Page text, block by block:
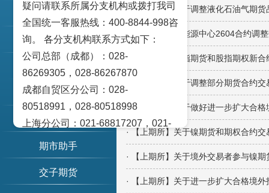
账单查询
交易提示
期市日历
信息公示
期市助手
交子期货
· 【大商所】关于调整液化石油气期
· 关于上期所、能源中心2604合约调
· 【中金所】股指期货和股指期权新合
· 【郑商所】关于调整部分期货合约
· 【上期所】关于做好进一步扩大合
· 【上期所】关于镍期货和期权合约
· 【上期所】关于境外交易者参与镍
· 【上期所】关于进一步扩大合格境
疑问请联系所属分支机构或拨打我司
全国统一客服热线：400-8844-998咨
询。 各分支机构联系方式如下：
公司总部（成都）：028-
86269305，028-86267870
成都自贸区分公司：028-
80518991，028-80518998
上海分公司：021-68817207，021-
68817209
北京营业部：010-65005128
广州营业部：020-28129909，020-